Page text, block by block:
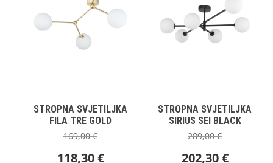
STROPNA SVJETILJKA
FILA TRE GOLD
169,00€
118,30€
STROPNA SVJETILJKA
SIRIUS SEI BLACK
289,00€
202,30€